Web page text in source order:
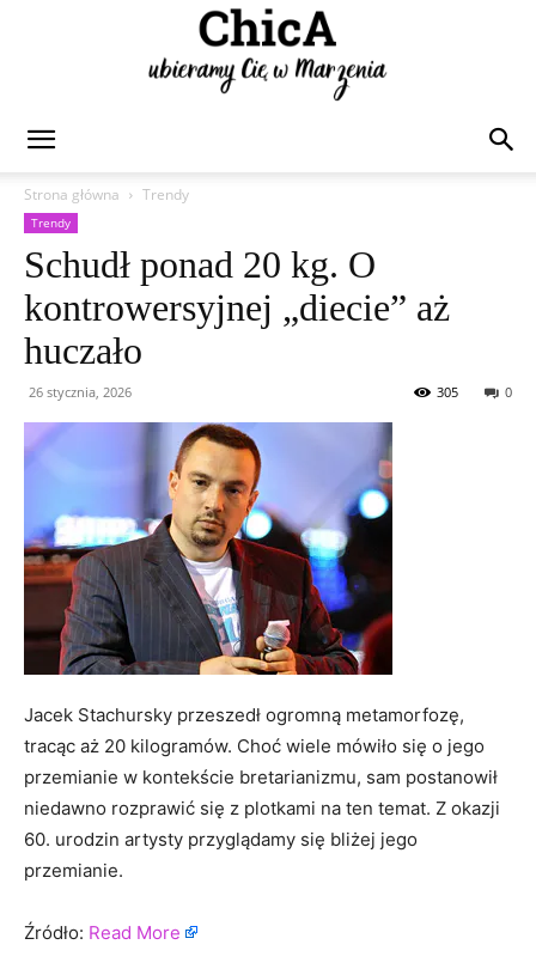
Strona główna
Trendy
Trendy
Schudł ponad 20 kg. O
kontrowersyjnej „diecie” aż
huczało
26 stycznia, 2026 0
305
Jacek Stachursky przeszedł ogromną metamorfozę,
tracąc aż 20 kilogramów. Choć wiele mówiło się o jego
przemianie w kontekście bretarianizmu, sam postanowił
niedawno rozprawić się z plotkami na ten temat. Z okazji
60. urodzin artysty przyglądamy się bliżej jego
przemianie.
Źródło: Read More